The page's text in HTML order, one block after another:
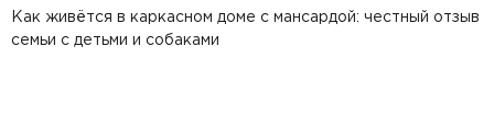
Как живётся в каркасном доме с мансардой: честный отзыв
семьи с детьми и собаками